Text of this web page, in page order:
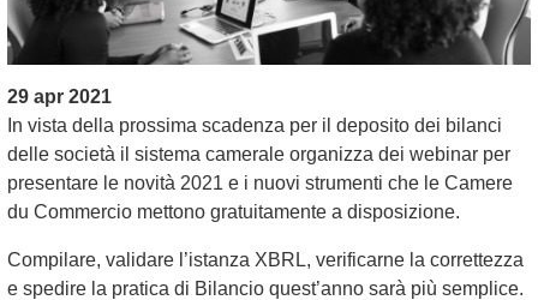
29 apr 2021
In vista della prossima scadenza per il deposito dei bilanci
delle società il sistema camerale organizza dei webinar per
presentare le novità 2021 e i nuovi strumenti che le Camere
du Commercio mettono gratuitamente a disposizione.
Compilare, validare l’istanza XBRL, verificarne la correttezza
e spedire la pratica di Bilancio quest’anno sarà più semplice.